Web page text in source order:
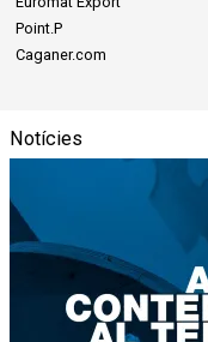
Point.P
Caganer.com
Notícies